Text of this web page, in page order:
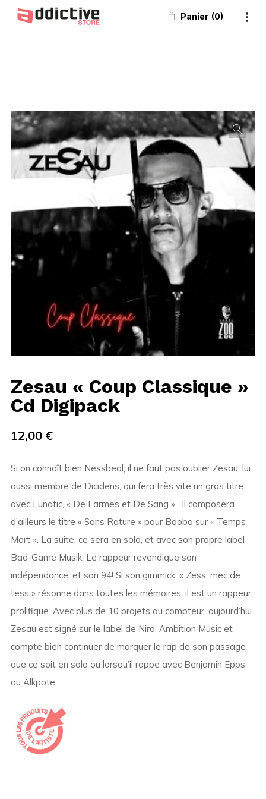
Panier 0
Zesau « Coup Classique »
Cd Digipack
12,00 €
Si on connaît bien Nessbeal, il ne faut pas oublier Zesau, lui
aussi membre de Dicidens, qui fera très vite un gros titre
avec Lunatic, « De Larmes et De Sang ». Il composera
d’ailleurs le titre « Sans Rature » pour Booba sur « Temps
Mort ». La suite, ce sera en solo, et avec son propre label
Bad-Game Musik. Le rappeur revendique son
indépendance, et son 94! Si son gimmick, « Zess, mec de
tess » résonne dans toutes les mémoires, il est un rappeur
prolifique. Avec plus de 10 projets au compteur, aujourd’hui
Zesau est signé sur le label de Niro, Ambition Music et
compte bien continuer de marquer le rap de son passage
que ce soit en solo ou lorsqu’il rappe avec Benjamin Epps
ou Alkpote.